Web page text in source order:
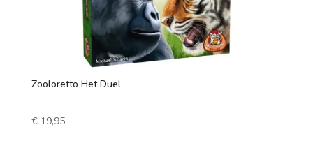
Zooloretto Het Duel
€19,95